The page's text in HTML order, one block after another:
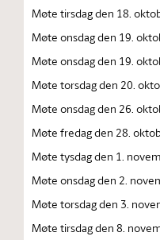
Møte tirsdag den 18.
Møte onsdag den 19.
Møte onsdag den 19.
Møte torsdag den 20.
Møte onsdag den 26.
Møte fredag den 28.
Møte tysdag den 1.
Møte onsdag den 2.
Møte torsdag den 3.
Møte tirsdag den 8.